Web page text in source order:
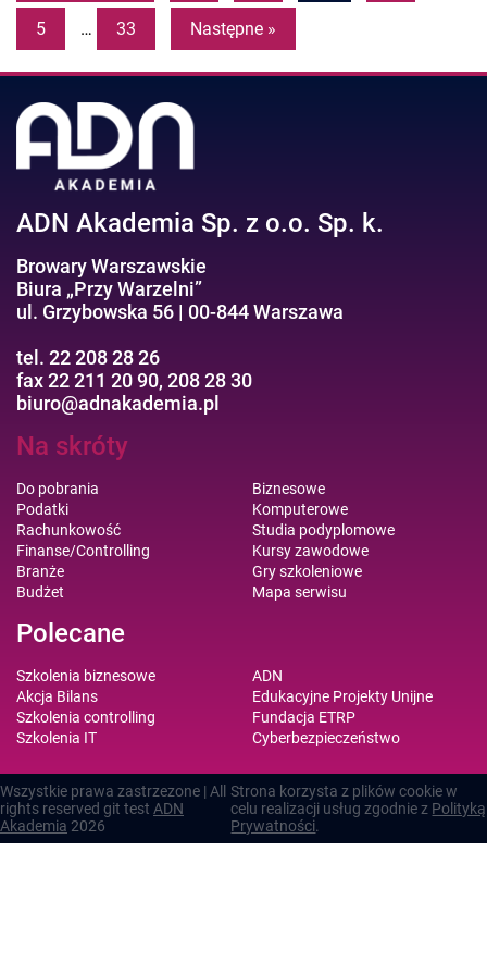
5 … 33 Następne »
ADN Akademia Sp. z o.o. Sp. k.
Browary Warszawskie
Biura „Przy Warzelni”
ul. Grzybowska 56 | 00-844 Warszawa
tel. 22 208 28 26
fax 22 211 20 90, 208 28 30
biuro@adnakademia.pl
Na skróty
Do pobrania
Podatki
Rachunkowość
Finanse/Controlling
Branże
Budżet
Biznesowe
Komputerowe
Studia podyplomowe
Kursy zawodowe
Gry szkoleniowe
Mapa serwisu
Polecane
Szkolenia biznesowe
Akcja Bilans
Szkolenia controlling
Szkolenia IT
ADN
Edukacyjne Projekty Unijne
Fundacja ETRP
Cyberbezpieczeństwo
Wszystkie prawa zastrzezone | All
rights reserved git test ADN
Akademia 2026
Strona korzysta z plików cookie w
celu realizacji usług zgodnie z Polityką
Prywatności.